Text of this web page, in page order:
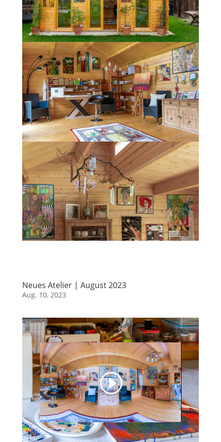
Neues Atelier | August 2023
Aug. 10, 2023